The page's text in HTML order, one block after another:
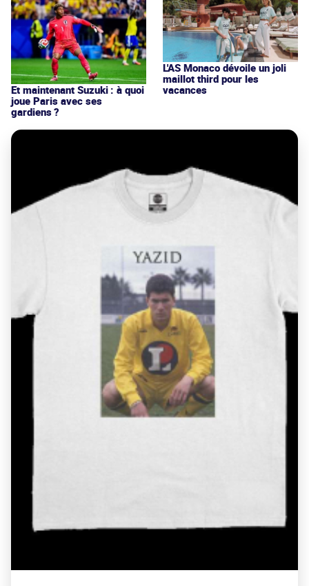
Et maintenant Suzuki : à quoi
joue Paris avec ses
gardiens ?
L'AS Monaco dévoile un joli
maillot third pour les
vacances